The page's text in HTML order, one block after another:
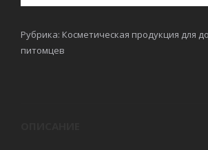
Рубрика: Косметическая продукция для
питомцев